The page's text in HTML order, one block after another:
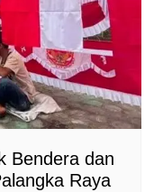
Bendera dan
Raya